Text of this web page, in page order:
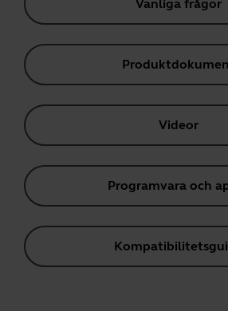
Vanliga frågor
Videor
Programvara och